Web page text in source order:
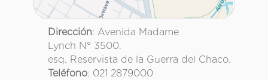
Dirección: Avenida Madame
Lynch N° 3500.
esq. Reservista de la Guerra del Chaco.
Teléfono: 021 2879000